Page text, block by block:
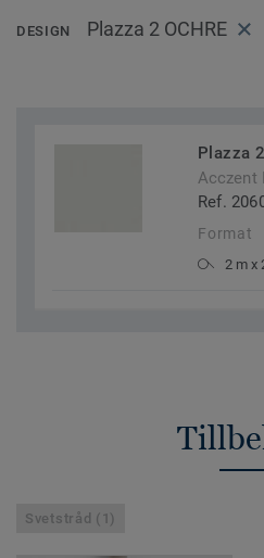
DESIGN Plazza 2 OCHRE
Plazza
Acczent
Ref.
Format
2 m x
Svetstråd (1)